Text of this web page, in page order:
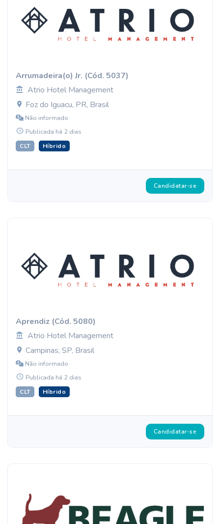
Arrumadeira(o) Jr. (Cód. 5037)
Atrio Hotel Management
Foz do Iguacu, PR, Brasil
Não informado
Publicada há 2 dias
CLT Híbrido
Candidatar-se
Aprendiz (Cód. 5080)
Atrio Hotel Management
Campinas, SP, Brasil
Não informado
Publicada há 2 dias
CLT Híbrido
Candidatar-se